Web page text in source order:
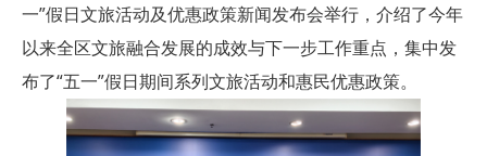
一”假日文旅活动及优惠政策新闻发布会举行，介绍了今年
以来全区文旅融合发展的成效与下一步工作重点，集中发
布了“五一”假日期间系列文旅活动和惠民优惠政策。